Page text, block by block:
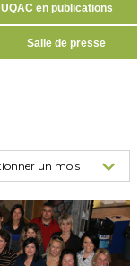
UQAC en publications
Salle de presse